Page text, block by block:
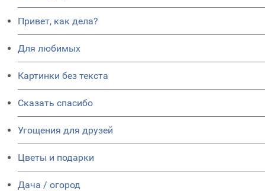
Привет, как дела?
Для любимых
Картинки без текста
Сказать спасибо
Угощения для друзей
Цветы и подарки
Дача / огород